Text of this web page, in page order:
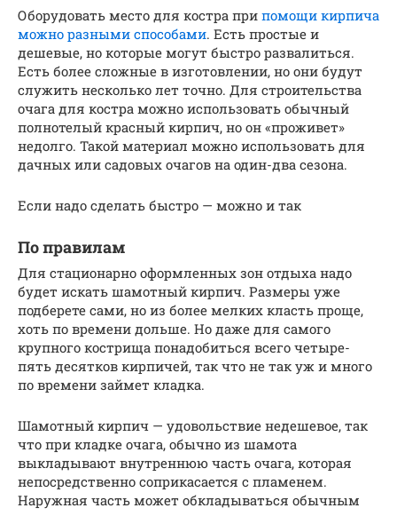
Оборудовать место для костра при помощи кирпича
можно разными способами. Есть простые и
дешевые, но которые могут быстро развалиться.
Есть более сложные в изготовлении, но они будут
служить несколько лет точно. Для строительства
очага для костра можно использовать обычный
полнотелый красный кирпич, но он «проживет»
недолго. Такой материал можно использовать для
дачных или садовых очагов на один-два сезона.
Если надо сделать быстро — можно и так
По правилам
Для стационарно оформленных зон отдыха надо
будет искать шамотный кирпич. Размеры уже
подберете сами, но из более мелких класть проще,
хоть по времени дольше. Но даже для самого
крупного кострища понадобиться всего четыре-
пять десятков кирпичей, так что не так уж и много
по времени займет кладка.
Шамотный кирпич — удовольствие недешевое, так
что при кладке очага, обычно из шамота
выкладывают внутреннюю часть очага, которая
непосредственно соприкасается с пламенем.
Наружная часть может обкладываться обычным